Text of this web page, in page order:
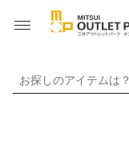
お探しのアイテムは？